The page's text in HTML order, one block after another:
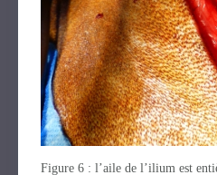
Figure 6 : l’aile de l’ilium est